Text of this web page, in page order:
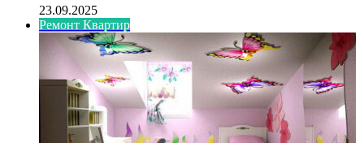
23.09.2025
Ремонт Квартир